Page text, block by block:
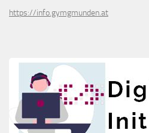
https://info.gymgmunden.at